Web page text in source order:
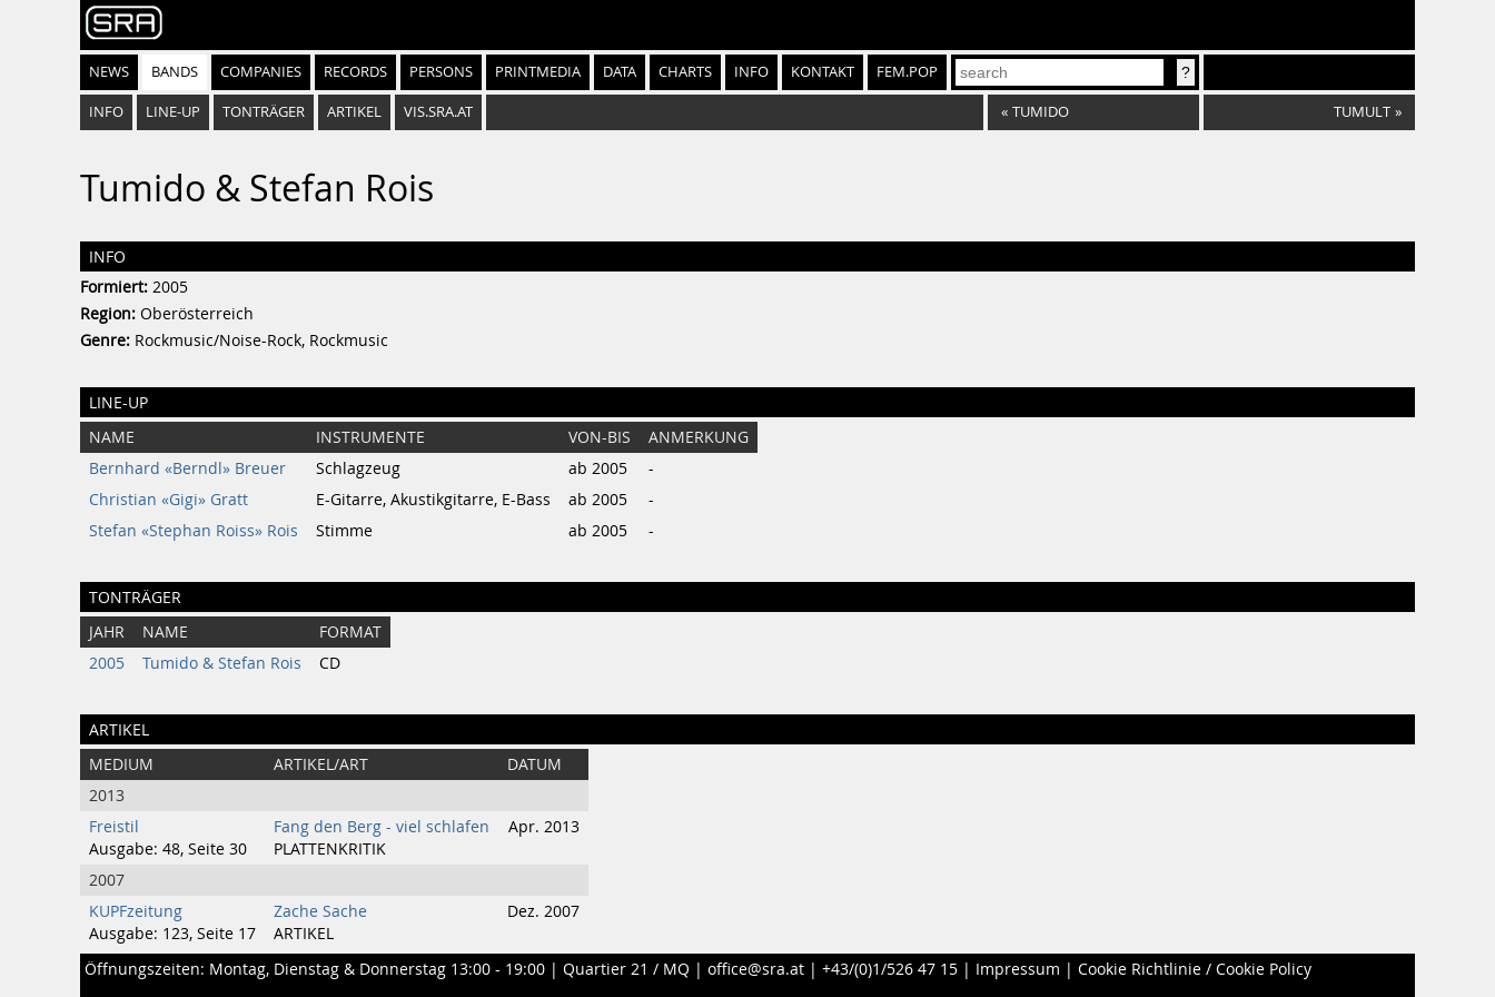
NEWS BANDS COMPANIES RECORDS PERSONS PRINTMEDIA DATA CHARTS INFO KONTAKT FEM.POP
INFO LINE-UP TONTRÄGER ARTIKEL VIS.SRA.AT « TUMIDO TUMULT »
Tumido & Stefan Rois
INFO
Formiert: 2005
Region: Oberösterreich
Genre: Rockmusic/Noise-Rock, Rockmusic
LINE-UP
NAME INSTRUMENTE VON-BIS
ANMERKUNG
Bernhard «Berndl» Breuer
Schlagzeug ab 2005
-
Christian «Gigi» Gratt
E-Gitarre, Akustikgitarre, E-Bass ab 2005
-
Stefan «Stephan Roiss» Rois
Stimme ab 2005 -
TONTRÄGER
JAHR NAME
FORMAT
2005
Tumido & Stefan Rois CD
ARTIKEL
MEDIUM ARTIKEL/ART
DATUM
2013
Freistil
Ausgabe: 48, Seite 30
Fang den Berg - viel schlafen
PLATTENKRITIK
Apr. 2013
2007
KUPFzeitung
Ausgabe: 123, Seite 17
Zache Sache
ARTIKEL
Dez. 2007
Öffnungszeiten: Montag, Dienstag & Donnerstag 13:00 - 19:00 | Quartier 21 / MQ | office@sra.at | +43/(0)1/526 47 15 | Impressum | Cookie Richtlinie / Cookie Policy